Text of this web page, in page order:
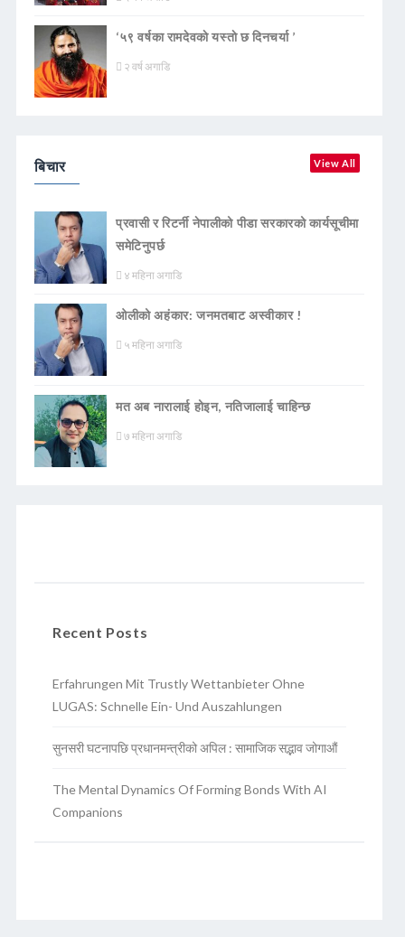
‘५९ वर्षका रामदेवकाे यस्ताे छ दिनचर्या ’
२ वर्ष अगाडि
बिचार View All
प्रवासी र रिटर्नी नेपालीको पीडा सरकारको कार्यसूचीमा
समेटिनुपर्छ
४ महिना अगाडि
ओलीको अहंकार: जनमतबाट अस्वीकार !
५ महिना अगाडि
मत अब नारालाई होइन, नतिजालाई चाहिन्छ
७ महिना अगाडि
Recent Posts
Erfahrungen Mit Trustly Wettanbieter Ohne
LUGAS: Schnelle Ein- Und Auszahlungen
सुनसरी घटनापछि प्रधानमन्त्रीको अपिल : सामाजिक सद्भाव जोगाऔं
The Mental Dynamics Of Forming Bonds With AI
Companions